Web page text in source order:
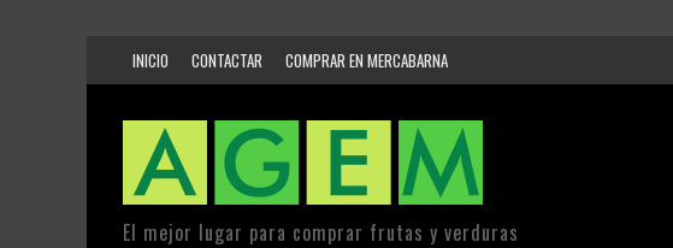
INICIO CONTACTAR COMPRAR EN MERCABARNA
El mejor lugar para comprar frutas y verduras